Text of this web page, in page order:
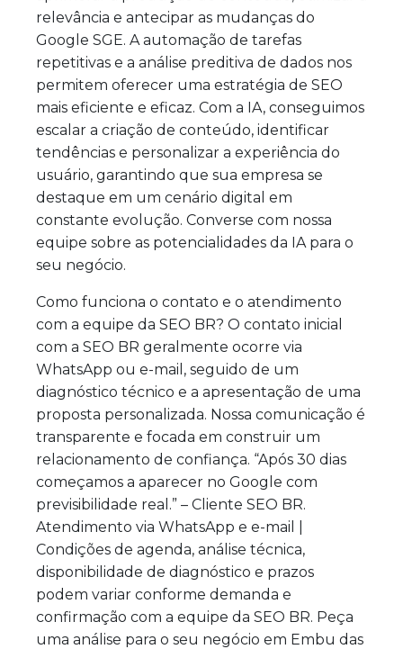
relevância e antecipar as mudanças do
Google SGE. A automação de tarefas
repetitivas e a análise preditiva de dados nos
permitem oferecer uma estratégia de SEO
mais eficiente e eficaz. Com a IA, conseguimos
escalar a criação de conteúdo, identificar
tendências e personalizar a experiência do
usuário, garantindo que sua empresa se
destaque em um cenário digital em
constante evolução. Converse com nossa
equipe sobre as potencialidades da IA para o
seu negócio.
Como funciona o contato e o atendimento
com a equipe da SEO BR? O contato inicial
com a SEO BR geralmente ocorre via
WhatsApp ou e-mail, seguido de um
diagnóstico técnico e a apresentação de uma
proposta personalizada. Nossa comunicação é
transparente e focada em construir um
relacionamento de confiança. “Após 30 dias
começamos a aparecer no Google com
previsibilidade real.” – Cliente SEO BR.
Atendimento via WhatsApp e e-mail |
Condições de agenda, análise técnica,
disponibilidade de diagnóstico e prazos
podem variar conforme demanda e
confirmação com a equipe da SEO BR. Peça
uma análise para o seu negócio em Embu das